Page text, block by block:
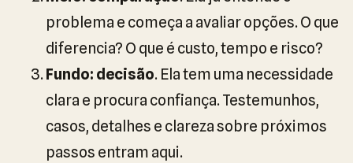
problema e começa a avaliar opções. O que
diferencia? O que é custo, tempo e risco?
Fundo: decisão. Ela tem uma necessidade
clara e procura confiança. Testemunhos,
casos, detalhes e clareza sobre próximos
passos entram aqui.